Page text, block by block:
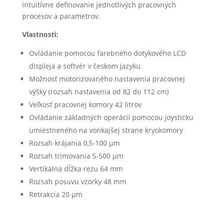
intuitívne definovanie jednotlivých pracovných
procesov a parametrov.
Vlastnosti:
Ovládanie pomocou farebného dotykového LCD
displeja a softvér v českom jazyku
Možnosť motorizovaného nastavenia pracovnej
výšky (rozsah nastavenia od 82 do 112 cm)
Veľkosť pracovnej komory 42 litrov
Ovládanie základných operácií pomocou joysticku
umiestneného na vonkajšej strane kryokomory
Rozsah krájania 0,5-100 µm
Rozsah trimovania 5-500 µm
Vertikálna dĺžka rezu 64 mm
Rozsah posuvu vzorky 48 mm
Retrakcia 20 µm